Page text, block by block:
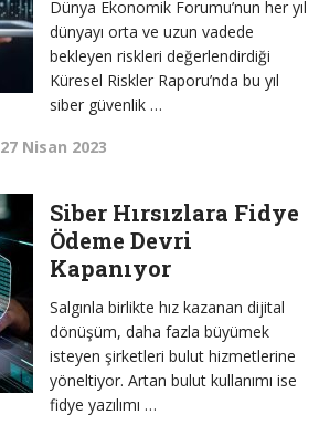
Dünya Ekonomik Forumu’nun her yıl
dünyayı orta ve uzun vadede
bekleyen riskleri değerlendirdiği
Küresel Riskler Raporu’nda bu yıl
siber güvenlik …
27 Nisan 2023
Siber Hırsızlara Fidye
Ödeme Devri
Kapanıyor
Salgınla birlikte hız kazanan dijital
dönüşüm, daha fazla büyümek
isteyen şirketleri bulut hizmetlerine
yöneltiyor. Artan bulut kullanımı ise
fidye yazılımı …